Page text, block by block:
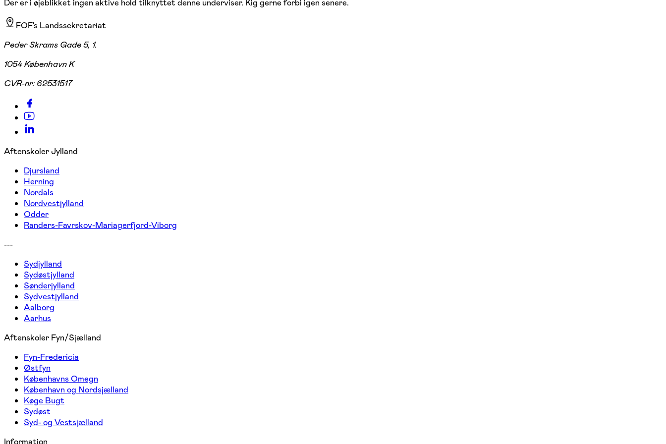
Der er i øjeblikket ingen aktive hold tilknyttet denne underviser. Kig gerne forbi igen senere.
FOF's Landssekretariat
Peder Skrams Gade 5, 1.
1054 København K
CVR-nr: 62531517
Aftenskoler Jylland
Djursland
Herning
Nordals
Nordvestjylland
Odder
Randers-Favrskov-Mariagerfjord-Viborg
---
Sydjylland
Sydøstjylland
Sønderjylland
Sydvestjylland
Aalborg
Aarhus
Aftenskoler Fyn/Sjælland
Fyn-Fredericia
Østfyn
Københavns Omegn
København og Nordsjælland
Køge Bugt
Sydøst
Syd- og Vestsjælland
Information